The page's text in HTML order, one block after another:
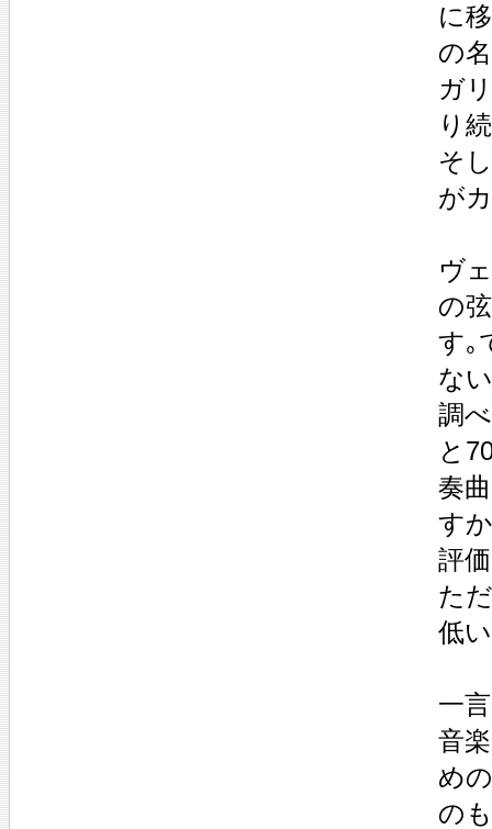
に
の
ガ
り
そ
が
ヴ
の
す｡
な
調
と
奏
す
評
た
低
一
音
め
の